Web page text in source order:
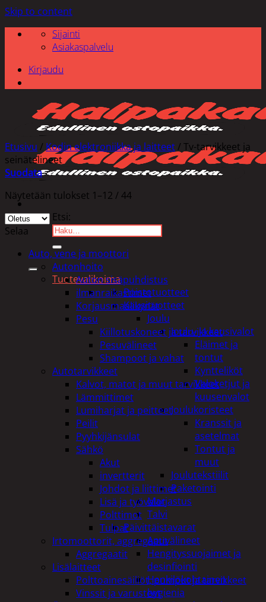
Skip to content
Sijainti
Asiakaspalvelu
Kirjaudu
Etsi:
Tuotevalikoima
Poistotuotteet
Kausituotteet
Joulu
Joulu- ja kausivalot
Eläimet ja
tontut
Kyntteliköt
Valoketjut ja
kuusenvalot
Joulukoristeet
Kranssit ja
asetelmat
Tontut ja
muut
Joulutekstiilit
Paketointi
Marjastus
Talvi
Päivittäistavarat
Apuvälineet
Hengityssuojaimet ja
desinfiointi
Henkilökohtainen
hygienia
Etusivu / Kodin elektroniikka ja laitteet / Tv-tarvikkeet ja
seinätelineet
Suodata
Näytetään tulokset 1–12 / 44
Selaa
Auto, vene ja moottori
Autonhoito
Auton sisäpuhdistus
ilmanraikastimet
Korjausmaalikynät
Pesu
Kiillotuskoneet ja tarvikkeet
Pesuvälineet
Shampoot ja vahat
Autotarvikkeet
Kalvot, matot ja muut tarvikkeet
Lämmittimet
Lumiharjat ja peitteet
Peilit
Pyyhkijänsulat
Sähkö
Akut
invertterit
Johdot ja liittimet
Lisä ja työvalot
Polttimot
Tulpat
Irtomoottorit, aggregaatit
Aggregaatit
Lisälaitteet
Polttoainesäiliöt, pumput ja tarvikkeet
Vinssit ja varusteet